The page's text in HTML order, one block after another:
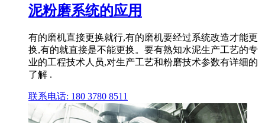
泥粉磨系统的应用
有的磨机直接更换就行,有的磨机要经过系统改造才能更
换,有的就直接是不能更换。要有熟知水泥生产工艺的专
业的工程技术人员,对生产工艺和粉磨技术参数有详细的
了解 .
联系电话: 180 3780 8511